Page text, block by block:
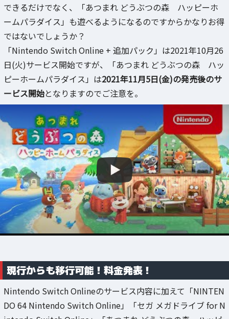
できるだけでなく、「あつまれ どうぶつの森 ハッピーホ
ームパラダイス」も遊べるようになるのですからかなりお得
ではないでしょうか？
「Nintendo Switch Online + 追加パック」は2021年10月26
日(火)サービス開始ですが、「あつまれ どうぶつの森 ハッ
ピーホームパラダイス」は2021年11月5日(金)の発売後のサ
ービス開始となりますのでご注意を。
現行からも移行可能！料金発表！
Nintendo Switch Onlineのサービス内容に加えて「NINTEN
DO 64 Nintendo Switch Online」「セガ メガドライブ for N